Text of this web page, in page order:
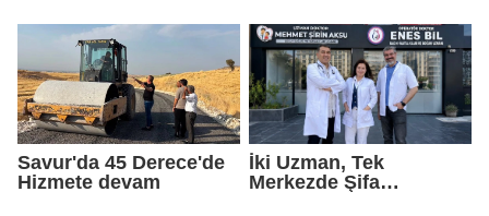
Geldik"
Turizmi İçin Yeni Bir
Dönemin Başlangıcıdır"
Savur'da 45 Derece'de
Hizmete devam
İki Uzman, Tek
Merkezde Şifa